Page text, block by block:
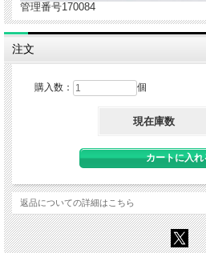
管理番号170084
注文
購入数： 個
現在庫数
返品についての詳細はこちら